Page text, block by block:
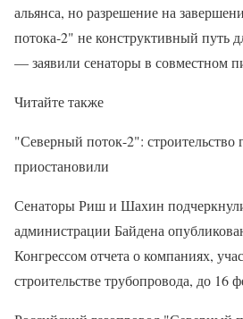
альянса, но разрешение на
потока-2" не конструктивный путь
— заявили сенаторы в совместном
Читайте также
"Северный поток-2": строительство
приостановили
Сенаторы Риш и Шахин
администрации Байдена
Конгрессом отчета о компаниях,
строительстве трубопровода, до 16